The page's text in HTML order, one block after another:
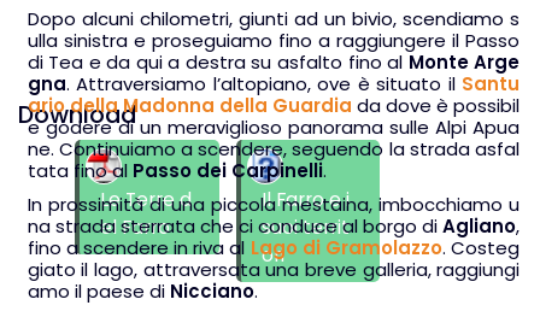
Dopo alcuni chilometri, giunti ad un bivio, scendiamo s
ulla sinistra e proseguiamo fino a raggiungere il Passo
di Tea e da qui a destra su asfalto fino al Monte Arge
gna. Attraversiamo l’altopiano, ove è situato il Santu
ario della Madonna della Guardia da dove è possibil
e godere di un meraviglioso panorama sulle Alpi Apua
ne. Continuiamo a scendere, seguendo la strada asfal
tata fino al Passo dei Carpinelli.
In prossimità di una piccola mestaina, imbocchiamo u
na strada sterrata che ci conduce al borgo diAgliano,
fino a scendere in riva al Lago di Gramolazzo. Costeg
giato il lago, attraversata una breve galleria, raggiungi
amo il paese di Nicciano.
Download
Le Terre d
el Farro
Il Farro e i
suoi territ
ori